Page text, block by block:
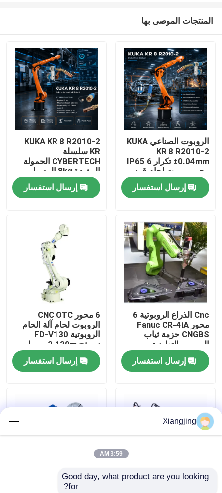
المنتجات
فيديوهات
معلومات عنا
جولة في المعمل
رقابة جودة
مدونة
المنتجات الموصى بها
الروبوت الصناعي KUKA
KR 8 R2010-2
±0.04mm تكرار IP65 6
محور روبوت لحام قوس
و KR C4 KR C5 KR C5-2
مجلس إدارةإرسال استفسار
KUKA KR 8 R2010-2
KR سلسلة
CYBERTECH الحمولة
المفيدة 8kg الوصول
2013mm 6 محور روبوت
صناعي TBi RM2 روبوت
مصابيح لحام
إرسال استفسار
Cnc الذراع الروبوتية 6
محور Fanuc CR-4iA
CNGBS حزمة ثياب
الروبوت التعاونية
الروبوت لحام
إرسال استفسار
6 محور CNC OTC
الروبوت لحام آلة الحام
الروبوتية FD-V130
نموذج 2.139m وصول
إرسال استفسار
YASKAWA AR1440 6
Xiangjing
3:59 AM
Good day, what product are you looking
for?